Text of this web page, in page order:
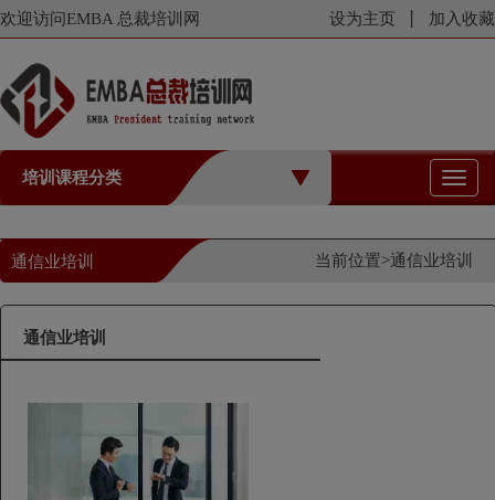
欢迎访问EMBA 总裁培训网 设为主页 加入收藏
培训课程分类
切
换
航
通信业培训 当前位置>通信业培训
通信业培训